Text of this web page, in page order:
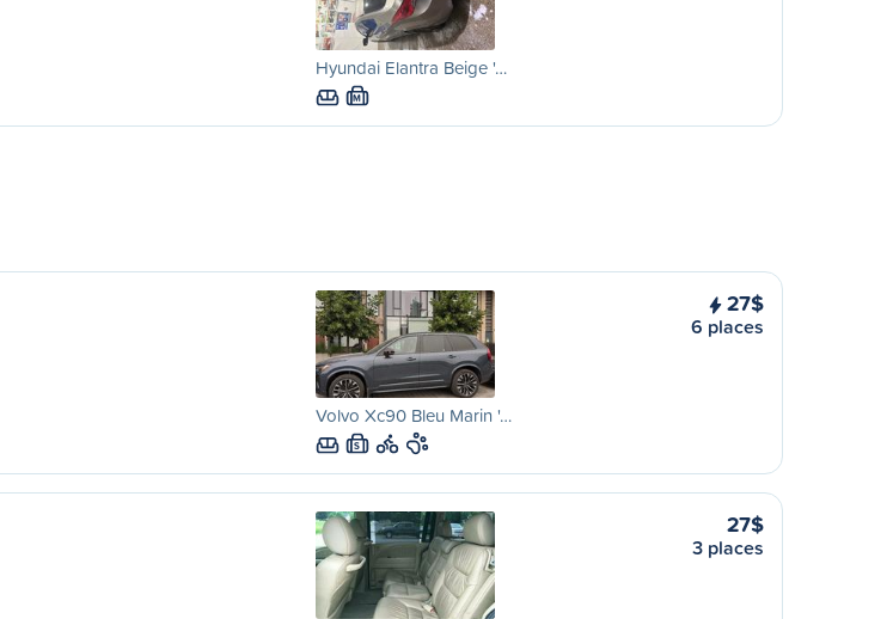
Hyundai Elantra Beige '…
M
Volvo Xc90 Bleu Marin '…
S
27$
6 places
27$
3 places